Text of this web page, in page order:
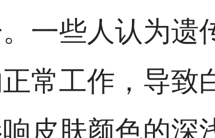
一些人认为遗
常工作，导致
皮肤颜色的深